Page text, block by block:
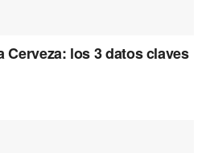
Cerveza: los 3 datos claves